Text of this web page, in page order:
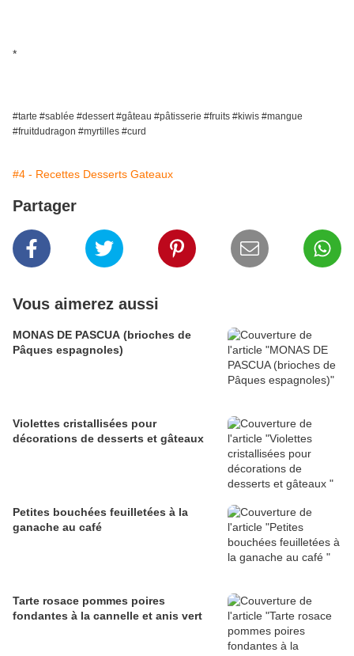
*
#tarte #sablée #dessert #gâteau #pâtisserie #fruits #kiwis #mangue
#fruitdudragon #myrtilles #curd
#4 - Recettes Desserts Gateaux
Partager
Vous aimerez aussi
MONAS DE PASCUA (brioches de
Pâques espagnoles)
Violettes cristallisées pour
décorations de desserts et gâteaux
Petites bouchées feuilletées à la
ganache au café
Tarte rosace pommes poires
fondantes à la cannelle et anis vert